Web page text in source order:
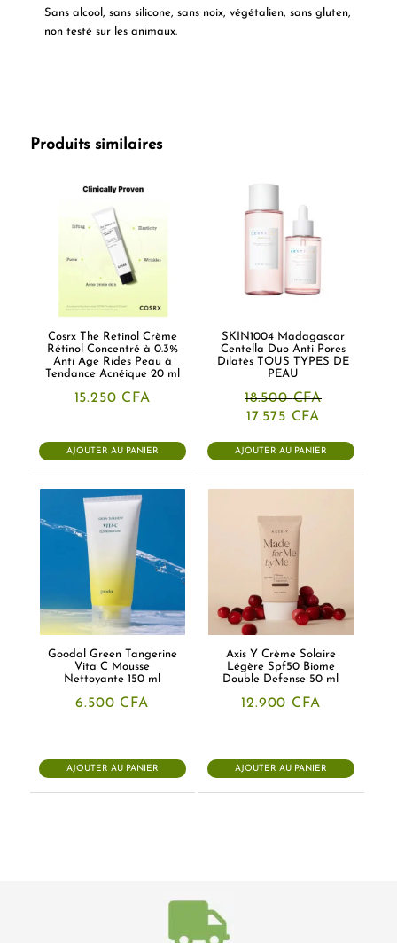
Sans alcool, sans silicone, sans noix, végétalien, sans gluten,
non testé sur les animaux.
Produits similaires
Cosrx The Retinol Crème
Rétinol Concentré à 0.3%
Anti Age Rides Peau à
Tendance Acnéique 20 ml
15.250 CFA
AJOUTER AU PANIER
SKIN1004 Madagascar
Centella Duo Anti Pores
Dilatés TOUS TYPES DE
PEAU
18.500CFA
Le
initial
était :
18.500 CFA.
17.575 CFA
actuel
est :
17.575 CFA.
AJOUTER AU PANIER
Goodal Green Tangerine
Vita C Mousse
Nettoyante 150 ml
6.500 CFA
AJOUTER AU PANIER
Axis Y Crème Solaire
Légère Spf50 Biome
Double Defense 50 ml
12.900 CFA
AJOUTER AU PANIER